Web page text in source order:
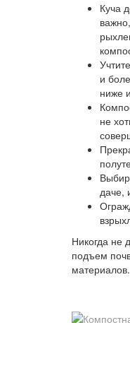
Куча
и
ниже
не
даче,
Никогда не
подъем
материалов.